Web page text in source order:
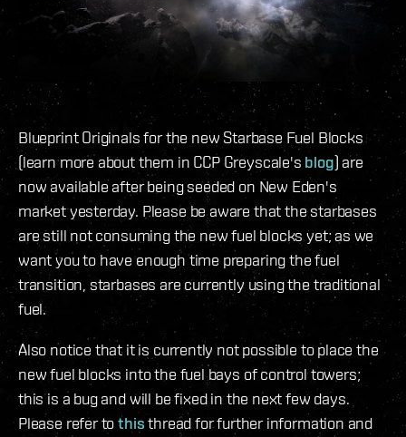
Blueprint Originals for the new Starbase Fuel Blocks
(learn more about them in CCP Greyscale's blog) are
now available after being seeded on New Eden's
market yesterday. Please be aware that the starbases
are still not consuming the new fuel blocks yet; as we
want you to have enough time preparing the fuel
transition, starbases are currently using the traditional
fuel.
Also notice that it is currently not possible to place the
new fuel blocks into the fuel bays of control towers;
this is a bug and will be fixed in the next few days.
Please refer tothisthread for further information and